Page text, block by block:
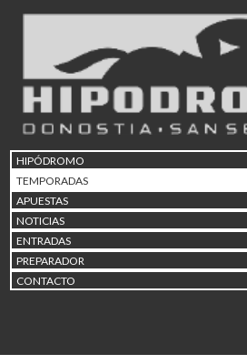
HIPÓDROMO
TEMPORADAS
APUESTAS
NOTICIAS
ENTRADAS
PREPARADOR
CONTACTO